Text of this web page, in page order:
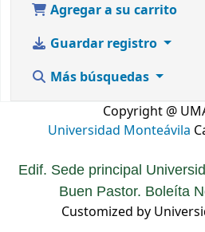
Agregar a su carrito
Guardar registro
Más búsquedas
Copyright @
Universidad Monteávila
Edif. Sede principal
Buen Pastor. Boleíta
Customized by